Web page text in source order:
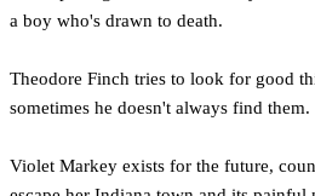
a boy who's drawn to death.
Theodore Finch tries to look for good
sometimes he doesn't always find them.
Violet Markey exists for the future,